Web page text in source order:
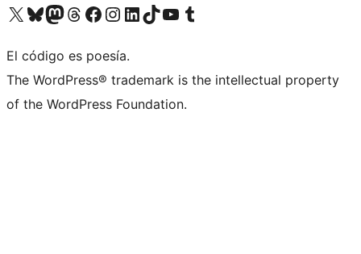
Visita nuestra cuenta de X (anteriormente Twitter)
Visit our Bluesky account
Visit our Mastodon account
Visit our Threads account
Visita nuestra página de Facebook
Visita nuestra cuenta de Instagram
Visita nuestra cuenta de LinkedIn
Visit our TikTok account
Visita nuestro canal de YouTube
Visit our Tumblr account
El código es poesía.
The WordPress® trademark is the intellectual property
of the WordPress Foundation.